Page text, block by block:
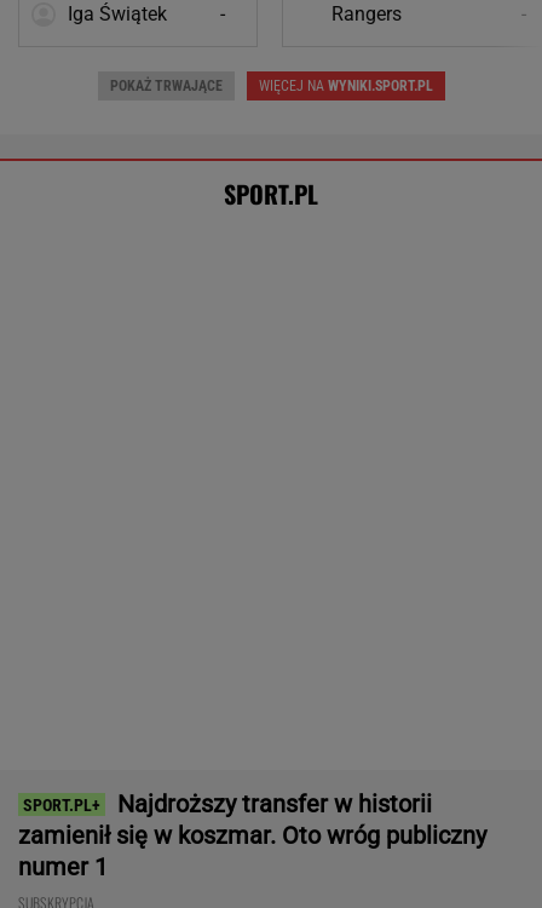
Iga Świątek
-
Rangers
-
POKAŻ TRWAJĄCE WIĘCEJ NA WYNIKI.SPORT.PL
SPORT.PL
Najdroższy transfer w historii
zamienił się w koszmar. Oto wróg publiczny
numer 1
SUBSKRYPCJA